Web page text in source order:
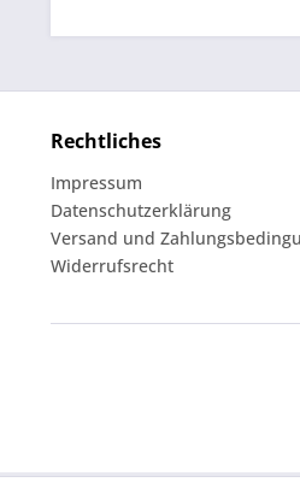
Rechtliches
Impressum
Datenschutzerklärung
Versand und
Widerrufsrecht